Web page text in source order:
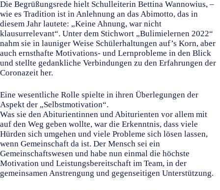
Die Begrüßungsrede hielt Schulleiterin Bettina Wannowius, –
wie es Tradition ist in Anlehnung an das Abimotto, das in
diesem Jahr lautete: „Keine Ahnung, war nicht
klausurrelevant“. Unter dem Stichwort „Bulimielernen 2022“
nahm sie in launiger Weise Schülerhaltungen auf’s Korn, aber
auch ernsthafte Motivations- und Lernprobleme in den Blick
und stellte gedankliche Verbindungen zu den Erfahrungen der
Coronazeit her.
Eine wesentliche Rolle spielte in ihren Überlegungen der
Aspekt der „Selbstmotivation“.
Was sie den Abiturientinnen und Abiturienten vor allem mit
auf den Weg geben wollte, war die Erkenntnis, dass viele
Hürden sich umgehen und viele Probleme sich lösen lassen,
wenn Gemeinschaft da ist. Der Mensch sei ein
Gemeinschaftswesen und habe nun einmal die höchste
Motivation und Leistungsbereitschaft im Team, in der
gemeinsamen Anstrengung und gegenseitigen Unterstützung.